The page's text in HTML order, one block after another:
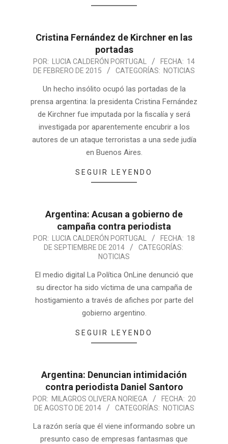
Cristina Fernández de Kirchner en las
portadas
POR: LUCIA CALDERÓN PORTUGAL FECHA: 14
DE FEBRERO DE 2015
CATEGORÍAS: NOTICIAS
Un hecho insólito ocupó las portadas de la
prensa argentina: la presidenta Cristina Fernández
de Kirchner fue imputada por la fiscalía y será
investigada por aparentemente encubrir a los
autores de un ataque terroristas a una sede judía
en Buenos Aires.
SEGUIR LEYENDO
Argentina: Acusan a gobierno de
campaña contra periodista
POR: LUCIA CALDERÓN PORTUGAL FECHA: 18
DE SEPTIEMBRE DE 2014
CATEGORÍAS:
NOTICIAS
El medio digital La Política OnLine denunció que
su director ha sido víctima de una campaña de
hostigamiento a través de afiches por parte del
gobierno argentino.
SEGUIR LEYENDO
Argentina: Denuncian intimidación
contra periodista Daniel Santoro
POR: MILAGROS OLIVERA NORIEGA FECHA: 20
DE AGOSTO DE 2014
CATEGORÍAS: NOTICIAS
La razón sería que él viene informando sobre un
presunto caso de empresas fantasmas que